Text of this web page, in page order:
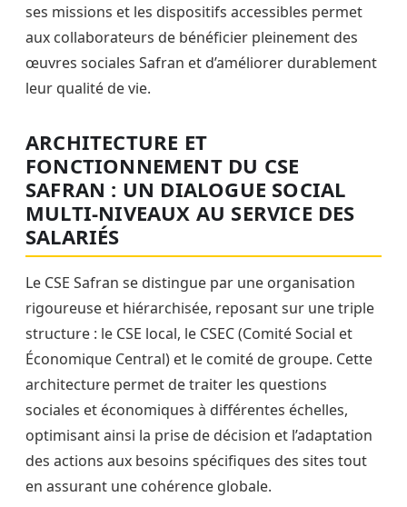
ses missions et les dispositifs accessibles permet
aux collaborateurs de bénéficier pleinement des
œuvres sociales Safran et d’améliorer durablement
leur qualité de vie.
ARCHITECTURE ET
FONCTIONNEMENT DU CSE
SAFRAN : UN DIALOGUE SOCIAL
MULTI-NIVEAUX AU SERVICE DES
SALARIÉS
Le CSE Safran se distingue par une organisation
rigoureuse et hiérarchisée, reposant sur une triple
structure : le CSE local, le CSEC (Comité Social et
Économique Central) et le comité de groupe. Cette
architecture permet de traiter les questions
sociales et économiques à différentes échelles,
optimisant ainsi la prise de décision et l’adaptation
des actions aux besoins spécifiques des sites tout
en assurant une cohérence globale.